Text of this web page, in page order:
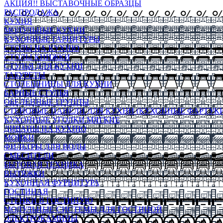
АКЦИЯ!! ВЫСТАВОЧНЫЕ ОБРАЗЦЫ
РАСПРОДАЖА
КУХНЯ
МОДУЛЬНЫЕ КУХНИ
КУХОННЫЕ ГАРНИТУРЫ
СТОЛЫ НА КУХНЮ
СТОЛЫ КНИЖКИ
СТУЛЬЯ ДЛЯ КУХНИ
ТАБУРЕТЫ
СТОЛЕШНИЦЫ ДЛЯ КУХНИ
БАРНЫЕ СТУЛЬЯ
ОБЕДЕННЫЕ ГРУППЫ
СТЕНОВЫЕ ПАНЕЛИ ДЛЯ КУХНИ (КУХОННЫЕ
КУХОННЫЕ УГОЛКИ МЯГКИЕ
ДИВАНЫ НА КУХНЮ
МОЙКИ
ФИЛЬТРЫ ДЛЯ ВОДЫ
СМЕСИТЕЛИ
БЫТОВАЯ ТЕХНИКА
ВЫТЯЖКИ
КУХОННАЯ ФУРНИТУРА
ГОСТИНАЯ
СТЕНКИ В ГОСТИНУЮ
МОДУЛЬНЫЕ СИСТЕМЫ ДЛЯ ГОСТИНОЙ
ЭЛЕКТРОКАМИНЫ